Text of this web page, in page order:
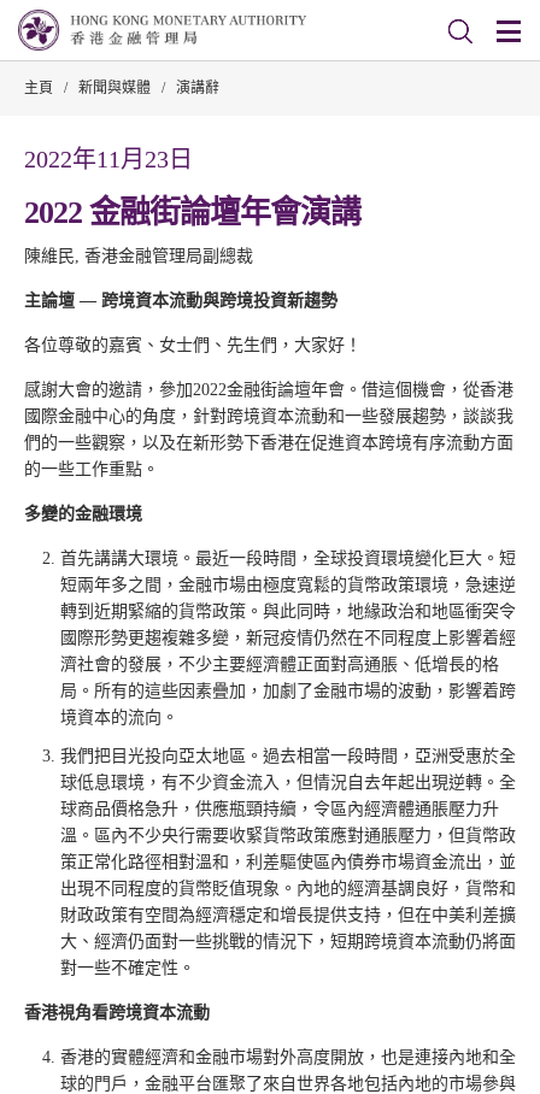
主頁 / 新聞與媒體 / 演講辭
2022年11月23日
2022 金融街論壇年會演講
陳維民, 香港金融管理局副總裁
主論壇 — 跨境資本流動與跨境投資新趨勢
各位尊敬的嘉賓、女士們、先生們，大家好！
感謝大會的邀請，參加2022金融街論壇年會。借這個機會，從香港
國際金融中心的角度，針對跨境資本流動和一些發展趨勢，談談我
們的一些觀察，以及在新形勢下香港在促進資本跨境有序流動方面
的一些工作重點。
多變的金融環境
首先講講大環境。最近一段時間，全球投資環境變化巨大。短
短兩年多之間，金融市場由極度寬鬆的貨幣政策環境，急速逆
轉到近期緊縮的貨幣政策。與此同時，地緣政治和地區衝突令
國際形勢更趨複雜多變，新冠疫情仍然在不同程度上影響着經
濟社會的發展，不少主要經濟體正面對高通脹、低增長的格
局。所有的這些因素疊加，加劇了金融市場的波動，影響着跨
境資本的流向。
我們把目光投向亞太地區。過去相當一段時間，亞洲受惠於全
球低息環境，有不少資金流入，但情況自去年起出現逆轉。全
球商品價格急升，供應瓶頸持續，令區內經濟體通脹壓力升
溫。區內不少央行需要收緊貨幣政策應對通脹壓力，但貨幣政
策正常化路徑相對溫和，利差驅使區內債券市場資金流出，並
出現不同程度的貨幣貶值現象。內地的經濟基調良好，貨幣和
財政政策有空間為經濟穩定和增長提供支持，但在中美利差擴
大、經濟仍面對一些挑戰的情況下，短期跨境資本流動仍將面
對一些不確定性。
香港視角看跨境資本流動
香港的實體經濟和金融市場對外高度開放，也是連接內地和全
球的門戶，金融平台匯聚了來自世界各地包括內地的市場參與